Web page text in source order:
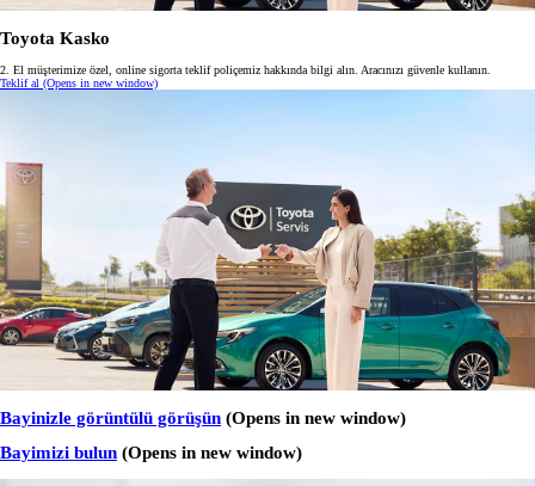
Toyota Kasko
2. El müşterimize özel, online sigorta teklif poliçemiz hakkında bilgi alın. Aracınızı güvenle kullanın.
Teklif al (Opens in new window)
Bayinizle görüntülü görüşün (Opens in new window)
Bayimizi bulun (Opens in new window)